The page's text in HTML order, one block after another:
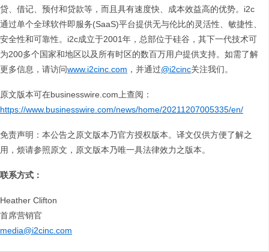
贷、借记、预付和贷款等，而且具有速度快、成本效益高的优势。i2c
通过单个全球软件即服务(SaaS)平台提供无与伦比的灵活性、敏捷性、
安全性和可靠性。i2c成立于2001年，总部位于硅谷，其下一代技术可
为200多个国家和地区以及所有时区的数百万用户提供支持。如需了解
更多信息，请访问www.i2cinc.com ，并通过@i2cinc关注我们。
原文版本可在businesswire.com上查阅：
https://www.businesswire.com/news/home/20211207005335/en/
免责声明：本公告之原文版本乃官方授权版本。译文仅供方便了解之
用，烦请参照原文，原文版本乃唯一具法律效力之版本。
联系方式：
Heather Clifton
首席营销官
media@i2cinc.com